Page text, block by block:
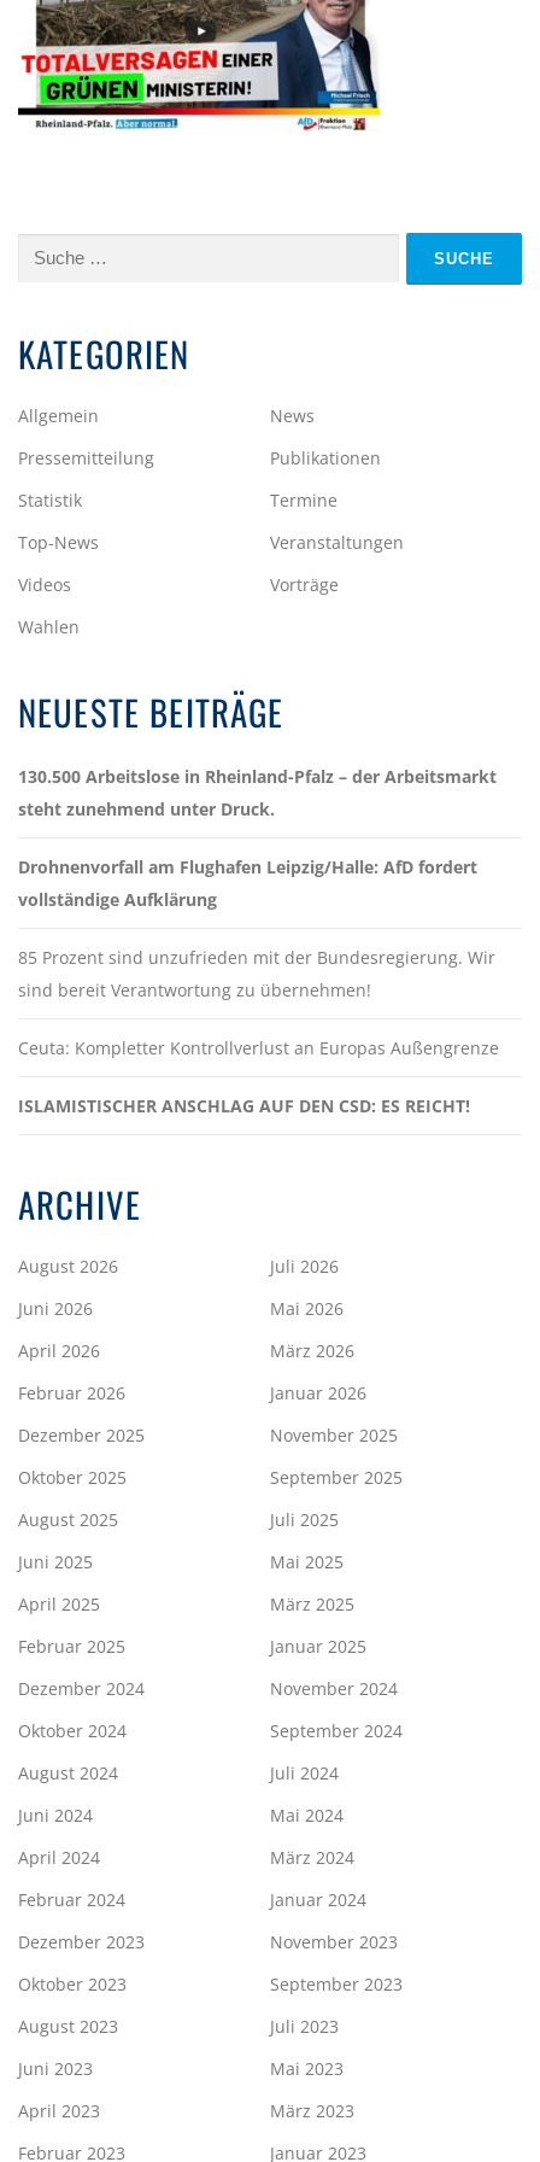
Suche
KATEGORIEN
Allgemein
News
Pressemitteilung
Publikationen
Statistik
Termine
Top-News
Veranstaltungen
Videos
Vorträge
Wahlen
NEUESTE BEITRÄGE
130.500 Arbeitslose in Rheinland-Pfalz – der Arbeitsmarkt
steht zunehmend unter Druck.
Drohnenvorfall am Flughafen Leipzig/Halle: AfD fordert
vollständige Aufklärung
85 Prozent sind unzufrieden mit der Bundesregierung. Wir
sind bereit Verantwortung zu übernehmen!
Ceuta: Kompletter Kontrollverlust an Europas Außengrenze
ISLAMISTISCHER ANSCHLAG AUF DEN CSD: ES REICHT!
ARCHIVE
August 2026
Juli 2026
Juni 2026
Mai 2026
April 2026
März 2026
Februar 2026
Januar 2026
Dezember 2025
November 2025
Oktober 2025
September 2025
August 2025
Juli 2025
Juni 2025
Mai 2025
April 2025
März 2025
Februar 2025
Januar 2025
Dezember 2024
November 2024
Oktober 2024
September 2024
August 2024
Juli 2024
Juni 2024
Mai 2024
April 2024
März 2024
Februar 2024
Januar 2024
Dezember 2023
November 2023
Oktober 2023
September 2023
August 2023
Juli 2023
Juni 2023
Mai 2023
April 2023
März 2023
Februar 2023
Januar 2023